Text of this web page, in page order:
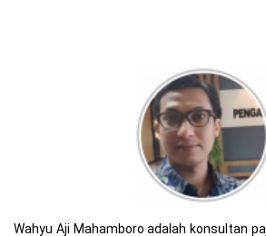
Wahyu Aji Mahamboro adalah konsultan